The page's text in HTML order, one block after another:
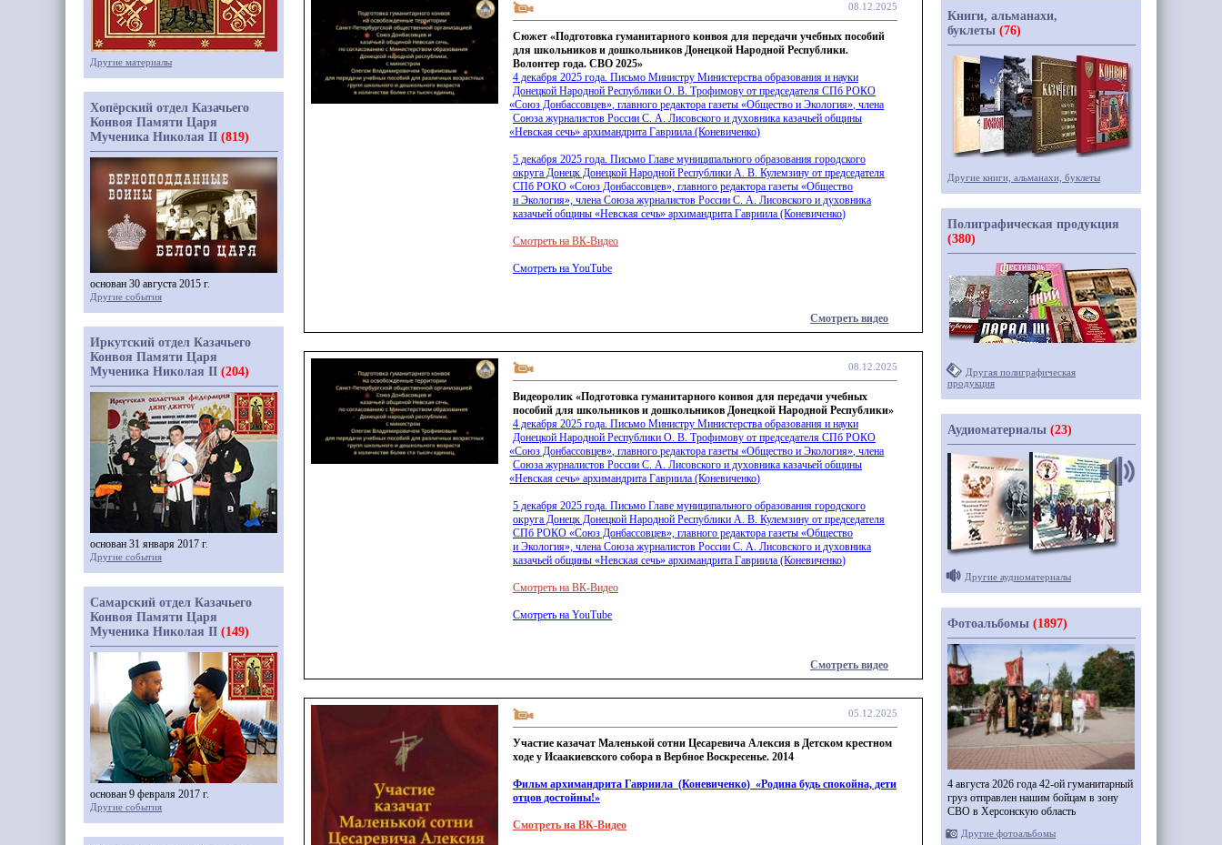
08.12.2025
Сюжет «Подготовка гуманитарного конвоя для передачи учебных пособий
для школьников и дошкольников Донецкой Народной Республики.
Волонтер года. СВО 2025»
4 декабря 2025 года. Письмо Министру Министерства образования и науки
Донецкой Народной Республики О. В. Трофимову от председателя СПб РОКО
«Союз Донбассовцев», главного редактора газеты «Общество и Экология», члена
Союза журналистов России С. А. Лисовского и духовника казачьей общины
«Невская сечь» архимандрита Гавриила (Коневиченко)
5 декабря 2025 года. Письмо Главе муниципального образования городского
округа Донецк Донецкой Народной Республики А. В. Кулемзину от председателя
СПб РОКО «Союз Донбассовцев», главного редактора газеты «Общество
и Экология», члена Союза журналистов России С. А. Лисовского и духовника
казачьей общины «Невская сечь» архимандрита Гавриила (Коневиченко)
Смотреть на ВК-Видео
Смотреть на YouTube
Смотреть видео
08.12.2025
Видеоролик «Подготовка гуманитарного конвоя для передачи учебных
пособий для школьников и дошкольников Донецкой Народной Республики»
4 декабря 2025 года. Письмо Министру Министерства образования и науки
Донецкой Народной Республики О. В. Трофимову от председателя СПб РОКО
«Союз Донбассовцев», главного редактора газеты «Общество и Экология», члена
Союза журналистов России С. А. Лисовского и духовника казачьей общины
«Невская сечь» архимандрита Гавриила (Коневиченко)
5 декабря 2025 года. Письмо Главе муниципального образования городского
округа Донецк Донецкой Народной Республики А. В. Кулемзину от председателя
СПб РОКО «Союз Донбассовцев», главного редактора газеты «Общество
и Экология», члена Союза журналистов России С. А. Лисовского и духовника
казачьей общины «Невская сечь» архимандрита Гавриила (Коневиченко)
Смотреть на ВК-Видео
Смотреть на YouTube
Смотреть видео
05.12.2025
Участие казачат Маленькой сотни Цесаревича Алексия в Детском крестном
ходе у Исаакиевского собора в Вербное Воскресенье. 2014
Фильм архимандрита Гавриила (Коневиченко) «Родина будь спокойна, дети
отцов достойны!»
Смотреть на ВК-Видео
Другие материалы
Хопёрский отдел Казачьего
Конвоя Памяти Царя
Мученика Николая II (819)
основан 30 августа 2015 г.
Другие события
Иркутский отдел Казачьего
Конвоя Памяти Царя
Мученика Николая II (204)
основан 31 января 2017 г.
Другие события
Самарский отдел Казачьего
Конвоя Памяти Царя
Мученика Николая II (149)
основан 9 февраля 2017 г.
Другие события
Книги, альманахи,
буклеты (76)
Другие книги, альманахи, буклеты
Полиграфическая продукция
(380)
Другая полиграфическая
продукция
Аудиоматериалы (23)
Другие аудиоматериалы
Фотоальбомы (1897)
4 августа 2026 года 42-ой гуманитарный
груз отправлен нашим бойцам в зону
СВО в Херсонскую область
Другие фотоальбомы